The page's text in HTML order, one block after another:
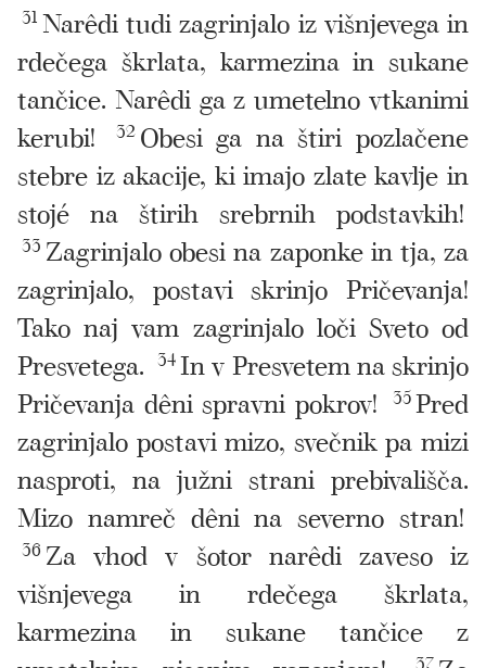
31 Narêdi tudi zagrinjalo iz višnjevega in
rdečega škrlata, karmezina in sukane
tančice. Narêdi ga z umetelno vtkanimi
kerubi!
32 Obesi ga na štiri pozlačene
stebre iz akacije, ki imajo zlate kavlje in
stojé na štirih srebrnih podstavkih!
33 Zagrinjalo obesi na zaponke in tja, za
zagrinjalo, postavi skrinjo Pričevanja!
Tako naj vam zagrinjalo loči Sveto od
Presvetega. 34In v Presvetem na skrinjo
Pričevanja dêni spravni pokrov!
35Pred
zagrinjalo postavi mizo, svečnik pa mizi
nasproti, na južni strani prebivališča.
Mizo namreč dêni na severno stran!
36 Za vhod v šotor narêdi zaveso iz
višnjevega in rdečega škrlata,
karmezina in sukane tančice z
37